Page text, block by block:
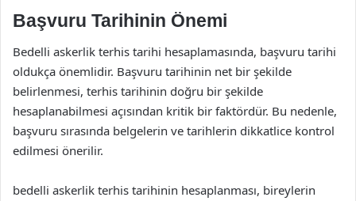
Başvuru Tarihinin Önemi
Bedelli askerlik terhis tarihi hesaplamasında, başvuru tarihi
oldukça önemlidir. Başvuru tarihinin net bir şekilde
belirlenmesi, terhis tarihinin doğru bir şekilde
hesaplanabilmesi açısından kritik bir faktördür. Bu nedenle,
başvuru sırasında belgelerin ve tarihlerin dikkatlice kontrol
edilmesi önerilir.
bedelli askerlik terhis tarihinin hesaplanması, bireylerin